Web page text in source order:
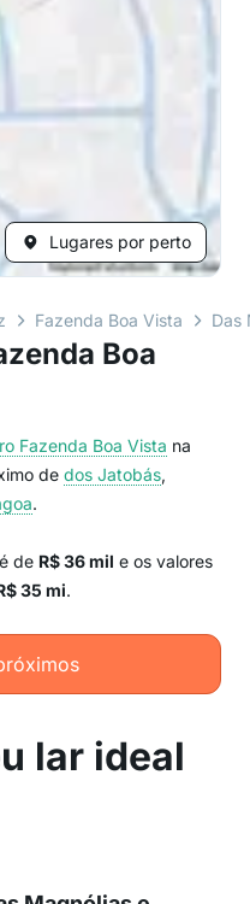
Lugares por perto
Fazenda Boa Vista Das
Boa
Fazenda Boa Vista na
de dos Jatobás,
.
de R$ 36 mil e os valores
35 mi.
lar ideal